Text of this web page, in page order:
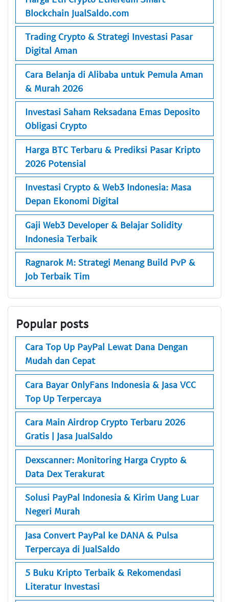
Blockchain JualSaldo.com
Trading Crypto & Strategi Investasi Pasar
Digital Aman
Cara Belanja di Alibaba untuk Pemula Aman
& Murah 2026
Investasi Saham Reksadana Emas Deposito
Obligasi Crypto
Harga BTC Terbaru & Prediksi Pasar Kripto
2026 Potensial
Investasi Crypto & Web3 Indonesia: Masa
Depan Ekonomi Digital
Gaji Web3 Developer & Belajar Solidity
Indonesia Terbaik
Ragnarok M: Strategi Menang Build PvP &
Job Terbaik Tim
Popular posts
Cara Top Up PayPal Lewat Dana Dengan
Mudah dan Cepat
Cara Bayar OnlyFans Indonesia & Jasa VCC
Top Up Terpercaya
Cara Main Airdrop Crypto Terbaru 2026
Gratis | Jasa JualSaldo
Dexscanner: Monitoring Harga Crypto &
Data Dex Terakurat
Solusi PayPal Indonesia & Kirim Uang Luar
Negeri Murah
Jasa Convert PayPal ke DANA & Pulsa
Terpercaya di JualSaldo
5 Buku Kripto Terbaik & Rekomendasi
Literatur Investasi